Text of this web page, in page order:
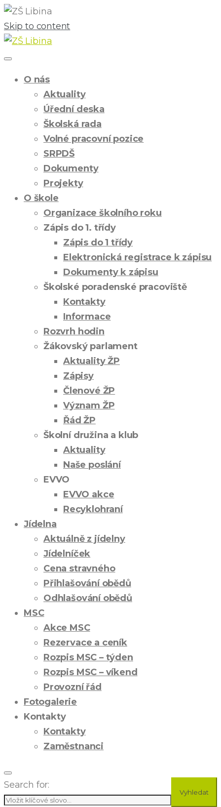
Skip to content
O nás
Aktuality
Úřední deska
Školská rada
Volné pracovní pozice
SRPDŠ
Dokumenty
Projekty
O škole
Organizace školního roku
Zápis do 1. třídy
Zápis do 1 třídy
Elektronická registrace k zápisu
Dokumenty k zápisu
Školské poradenské pracoviště
Kontakty
Informace
Rozvrh hodin
Žákovský parlament
Aktuality ŽP
Zápisy
Členové ŽP
Význam ŽP
Řád ŽP
Školní družina a klub
Aktuality
Naše poslání
EVVO
EVVO akce
Recyklohraní
Jídelna
Aktuálně z jídelny
Jídelníček
Cena stravného
Přihlašování obědů
Odhlašování obědů
MSC
Akce MSC
Rezervace a ceník
Rozpis MSC – týden
Rozpis MSC – víkend
Provozní řád
Fotogalerie
Kontakty
Kontakty
Zaměstnanci
Search for:
Vyhledat